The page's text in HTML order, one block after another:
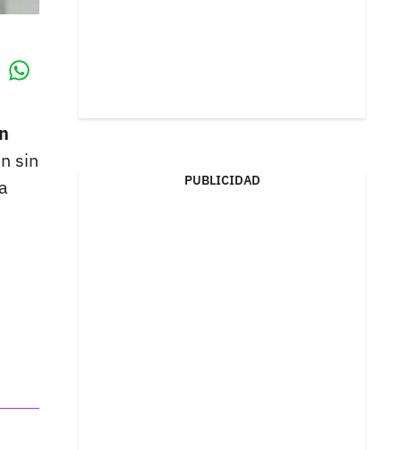
sin
PUBLICIDAD